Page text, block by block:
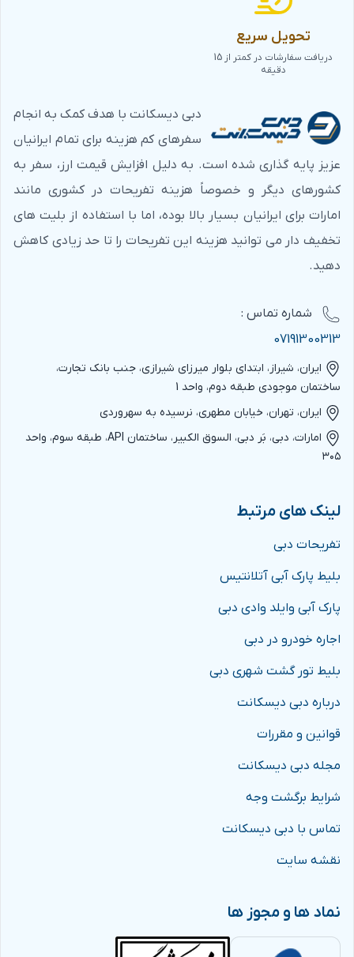
چرا از نمایشگاه گلفود دبی دیدن کنیم؟
شرکت‌های تولیدکننده مواد غذایی و نوشیدنی از سراسر
جهان، جدیدترین محصولات خود را به نمایش می‌گذارند. این
محصولات شامل مواد غذایی ارگانیک، محصولات سالم،
غذاهای آماده، نوشیدنی‌های جدید و بسیاری دیگر می‌شود.
برقراری ارتباط با تولیدکنندگان و تامین‌کنندگان:در این
نمایشگاه، می‌توانید با تولیدکنندگان و تامین‌کنندگان مواد
غذایی از سراسر جهان ارتباط برقرار کرده و محصولات مورد
آشنایی با آخرین فناوری‌ها:
فناوری‌های مورد استفاده در صنعت غذا و نوشیدنی به
نمایش گذاشته می‌شود. این فناوری‌ها می‌توانند به شما
کمک کنند تا فرآیندهای تولید و بسته‌بندی خود را بهبود
بخشید.
گسترش شبکه ارتباطی:با حضور در نمایشگاه گلفود،
شبکه ارتباطی خود را گسترش دهید.
کسب اطلاعات در مورد روندهای بازار:
گلفود، کارشناسان و تحلیلگران بازار، آخرین روندهای صنعت
غذا و نوشیدنی را بررسی می‌کنند و شما می‌توانید از این
یافتن شرکای تجاری جدید:
یافتن شرکای تجاری جدید در بازارهای داخلی و خارجی است.
کسب ایده‌های جدید برای کسب‌وکار:
غرفه‌های مختلف و شرکت در سمینارها و کارگاه‌های
خود کسب کنید.
که در صنعت غذا و نوشیدنی فعالیت می‌کنند. با شرکت در این
نمایشگاه، می‌توانید کسب‌وکار خود را به سطح بالاتری ببرید و
نحوه خرید و قیمت بلیط نمایشگاه گلفود
تحویل سریع
دریافت سفارشات در کمتر از 15
دقیقه
دبی دیسکانت با هدف کمک به انجام
سفرهای کم هزینه برای تمام ایرانیان
عزیز پایه گذاری شده است. به دلیل افزایش قیمت ارز، سفر به
کشورهای دیگر و خصوصاً هزینه تفریحات در کشوری مانند
امارات برای ایرانیان بسیار بالا بوده، اما با استفاده از بلیت های
تخفیف دار می توانید هزینه این تفریحات را تا حد زیادی کاهش
دهید.
شماره‌ تماس :
07191300313
ایران، شیراز، ابتدای بلوار میرزای شیرازی، جنب بانک تجارت،
ساختمان موجودی طبقه دوم، واحد 1
ایران، تهران، خیابان مطهری، نرسیده به سهروردی
امارات، دبی، بَر دبی، السوق الکبیر، ساختمان API، طبقه سوم، واحد
۳۰۵
لینک های مرتبط
تفریحات دبی
بلیط پارک آبی آتلانتیس
پارک آبی وایلد وادی دبی
اجاره خودرو در دبی
بلیط تور گشت شهری دبی
درباره دبی دیسکانت
قوانین و مقررات
مجله دبی دیسکانت
شرایط برگشت وجه
تماس با دبی دیسکانت
نقشه سایت
نماد ها و مجوز ها